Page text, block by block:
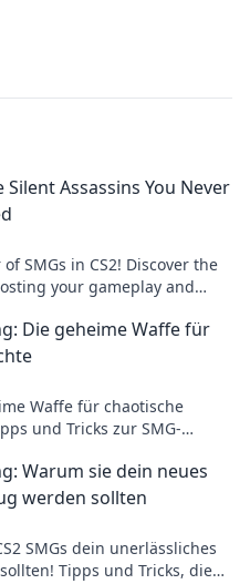
Silent Assassins You Never
SMGs in CS2! Discover the
your gameplay and
Die geheime Waffe für
Waffe für chaotische
und Tricks zur SMG-
Warum sie dein neues
werden sollten
SMGs dein unerlässliches
Tipps und Tricks, die